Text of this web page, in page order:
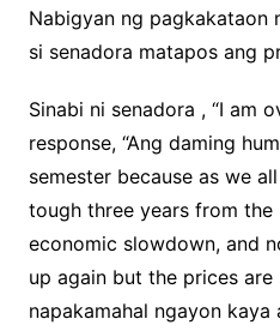
Nabigyan ng pagkakataon
si senadora matapos ang
Sinabi ni senadora , “I am
response, “Ang daming
semester because as we
tough three years from
economic slowdown, and
up again but the prices
napakamahal ngayon